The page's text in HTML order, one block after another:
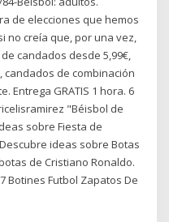
de elecciones que hemos
no creía que, por una vez,
candados desde 5,99€,
de combinación
Entrega GRATIS 1 hora. 6
"Béisbol de
sobre Fiesta de
ideas sobre Botas
de Cristiano Ronaldo.
Botines Futbol Zapatos De